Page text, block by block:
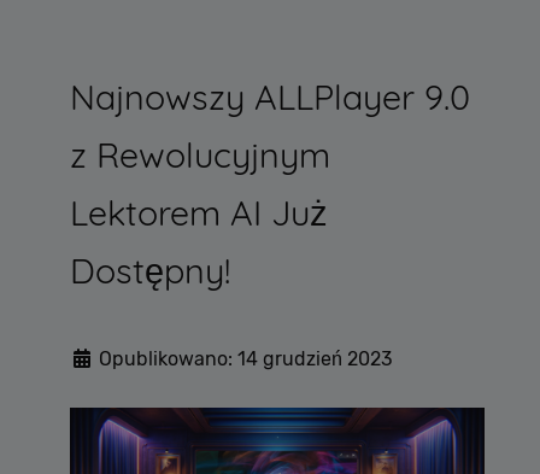
Najnowszy ALLPlayer 9.0
z Rewolucyjnym
Lektorem AI Już
Dostępny!
Opublikowano: 14 grudzień 2023